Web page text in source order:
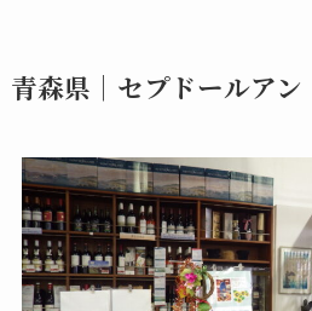
青森県｜セプドールアン